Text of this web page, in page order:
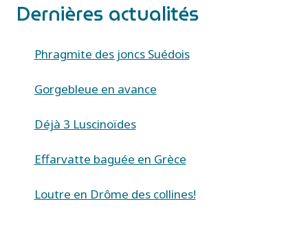
Dernières actualités
Phragmite des joncs Suédois
Gorgebleue en avance
Déjà 3 Luscinoïdes
Effarvatte baguée en Grèce
Loutre en Drôme des collines!